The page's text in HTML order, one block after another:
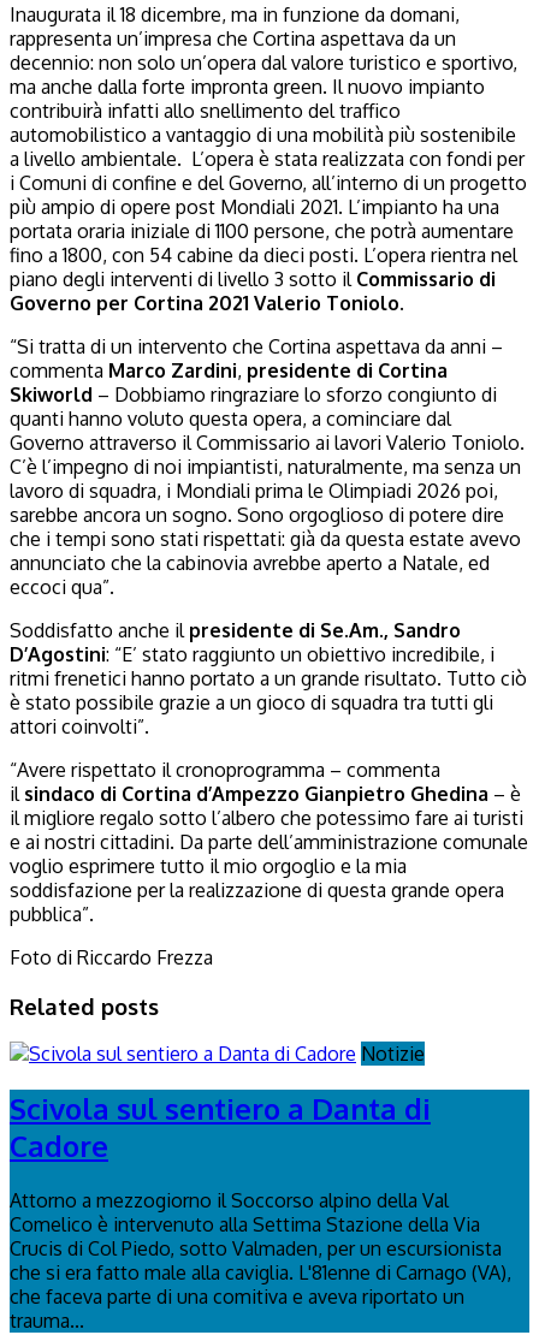
Inaugurata il 18 dicembre, ma in funzione da domani,
rappresenta un’impresa che Cortina aspettava da un
decennio: non solo un’opera dal valore turistico e sportivo,
ma anche dalla forte impronta green. Il nuovo impianto
contribuirà infatti allo snellimento del traffico
automobilistico a vantaggio di una mobilità più sostenibile
a livello ambientale. L’opera è stata realizzata con fondi per
i Comuni di confine e del Governo, all’interno di un progetto
più ampio di opere post Mondiali 2021. L’impianto ha una
portata oraria iniziale di 1100 persone, che potrà aumentare
fino a 1800, con 54 cabine da dieci posti. L’opera rientra nel
piano degli interventi di livello 3 sotto il Commissario di
Governo per Cortina 2021 Valerio Toniolo.
“Si tratta di un intervento che Cortina aspettava da anni –
commenta Marco Zardini, presidente di Cortina
Skiworld – Dobbiamo ringraziare lo sforzo congiunto di
quanti hanno voluto questa opera, a cominciare dal
Governo attraverso il Commissario ai lavori Valerio Toniolo.
C’è l’impegno di noi impiantisti, naturalmente, ma senza un
lavoro di squadra, i Mondiali prima le Olimpiadi 2026 poi,
sarebbe ancora un sogno. Sono orgoglioso di potere dire
che i tempi sono stati rispettati: già da questa estate avevo
annunciato che la cabinovia avrebbe aperto a Natale, ed
eccoci qua”.
Soddisfatto anche il presidente di Se.Am., Sandro
D’Agostini: “E’ stato raggiunto un obiettivo incredibile, i
ritmi frenetici hanno portato a un grande risultato. Tutto ciò
è stato possibile grazie a un gioco di squadra tra tutti gli
attori coinvolti”.
“Avere rispettato il cronoprogramma – commenta
il sindaco di Cortina d’Ampezzo Gianpietro Ghedina – è
il migliore regalo sotto l’albero che potessimo fare ai turisti
e ai nostri cittadini. Da parte dell’amministrazione comunale
voglio esprimere tutto il mio orgoglio e la mia
soddisfazione per la realizzazione di questa grande opera
pubblica”.
Foto di Riccardo Frezza
Related posts
Notizie
Scivola sul sentiero a Danta di
Cadore
Attorno a mezzogiorno il Soccorso alpino della Val
Comelico è intervenuto alla Settima Stazione della Via
Crucis di Col Piedo, sotto Valmaden, per un escursionista
che si era fatto male alla caviglia. L'81enne di Carnago (VA),
che faceva parte di una comitiva e aveva riportato un
trauma...